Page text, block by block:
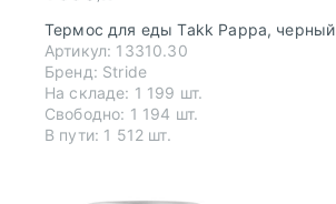
Термос для еды Takk Pappa, черный
Артикул: 13310.30
Бренд: Stride
На складе: 1 199 шт.
Свободно: 1 194 шт.
В пути: 1 512 шт.